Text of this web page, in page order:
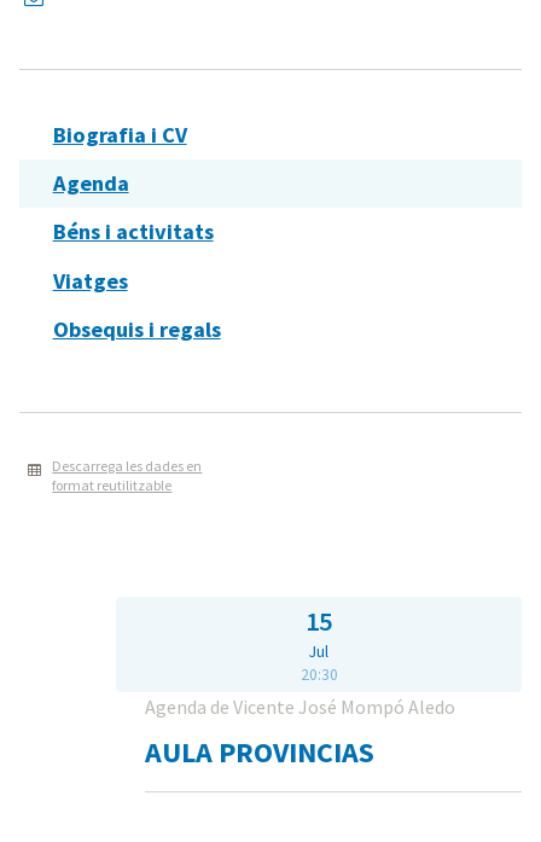
Biografia i CV
Agenda
Béns i activitats
Viatges
Obsequis i regals
Descarrega les dades en
format reutilitzable
15
Jul
20:30
Agenda de Vicente José Mompó Aledo
AULA PROVINCIAS